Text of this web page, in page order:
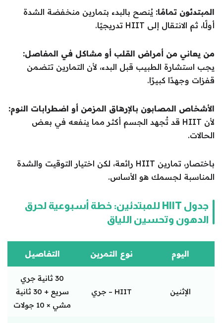
المبتدئون تمامًا: يُنصح بالبدء بتمارين منخفضة الشدة
أولًا، ثم الانتقال إلى HIIT تدريجيًا.
من يعاني من أمراض القلب أو مشاكل في المفاصل:
يجب استشارة الطبيب قبل البدء، لأن التمارين تتضمن
قفزات وجهدًا كبيرًا.
الأشخاص المصابون بالإرهاق المزمن أو اضطرابات النوم:
لأن HIIT قد تُجهد الجسم أكثر مما ينفعه في بعض
الحالات.
باختصار، تمارين HIIT رائعة، لكن اختيار التوقيت والشدة
المناسبة لجسمك هو الأساس.
جدول HIIT للمبتدئين: خطة أسبوعية لحرق
الدهون وتحسين اللياق
اليوم نوع التمرين التفاصيل
الإثنين HIIT – جري
30 ثانية جري
سريع + 30 ثانية
مشي × 10 جولات